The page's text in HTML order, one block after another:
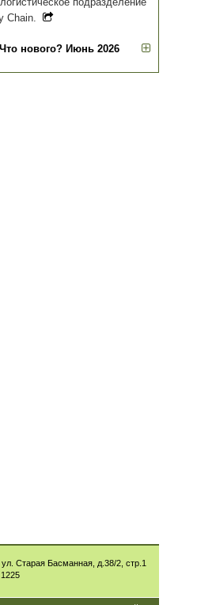
Chain.
Что нового? Июнь 2026
ул. Старая Басманная, д.38/2, стр.1